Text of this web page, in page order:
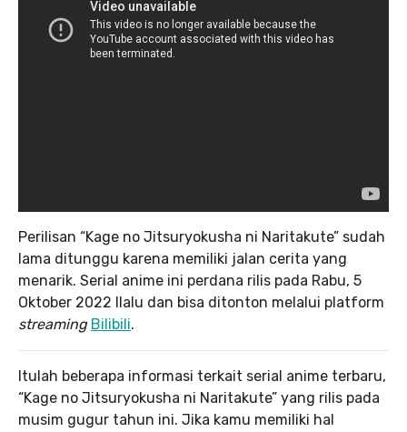
Perilisan “Kage no Jitsuryokusha ni Naritakute” sudah
lama ditunggu karena memiliki jalan cerita yang
menarik. Serial anime ini perdana rilis pada Rabu, 5
Oktober 2022 llalu dan bisa ditonton melalui platform
streaming Bilibili.
Itulah beberapa informasi terkait serial anime terbaru,
“Kage no Jitsuryokusha ni Naritakute” yang rilis pada
musim gugur tahun ini. Jika kamu memiliki hal